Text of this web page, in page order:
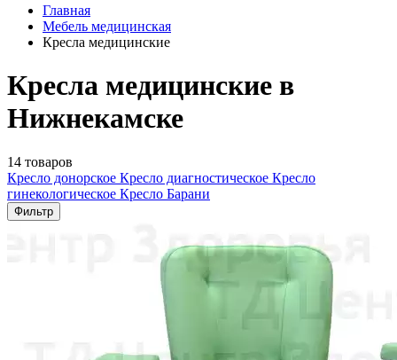
Главная
Мебель медицинская
Кресла медицинские
Кресла медицинские в
Нижнекамске
14 товаров
Кресло донорское Кресло диагностическое Кресло
гинекологическое Кресло Барани
Фильтр